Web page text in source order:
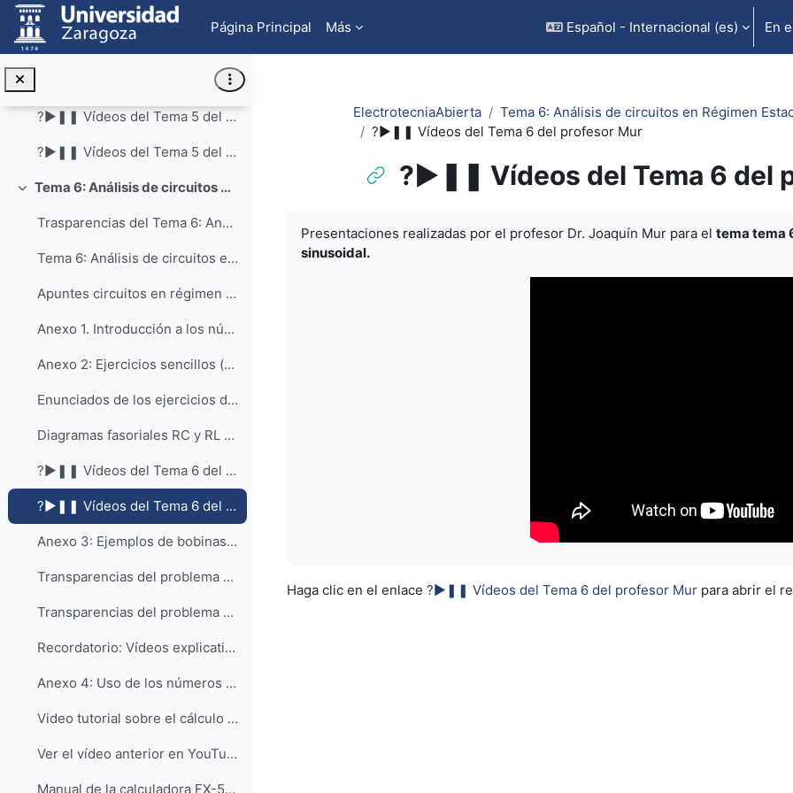
Salta al contenido principal
Página Principal
Más Español - Internacional ‎(es)‎ En
Tema 5.- Teoremas fundamentales del análisis de ci...
?►❚❚ Vídeos del Tema 5 del profesor Dr. Miguel Ángel García García
?►❚❚ Vídeos del Tema 5 del profesor Mur
Colapsar Tema 6: Análisis de circuitos en Régimen Estacionario Sinusoidal (RES)
Trasparencias del Tema 6: Análisis de circuitos en Régimen Estacionario Sinusoidal (RES)
Tema 6: Análisis de circuitos en régimen estaciona...
Apuntes circuitos en régimen estacionario sinusoidal _2020/21
Anexo 1. Introducción a los números complejos (curso 2021/22)
Anexo 2: Ejercicios sencillos (♦) para ir practicando con circuitos RES y números complejos
Enunciados de los ejercicios del anexo 2.
Diagramas fasoriales RC y RL hecho en algunas secciones (mnemotécnico: HELICE o CIVIL)
?►❚❚ Vídeos del Tema 6 del profesor Dr. Miguel Ángel García García
?►❚❚ Vídeos del Tema 6 del profesor Mur
Anexo 3: Ejemplos de bobinas acopladas (problema 6.10/16 incluido) y transformador
Transparencias del problema 6.11/17 proyectadas en algunas secciones
Transparencias del problema 6.12/18 proyectadas en algunas secciones
Recordatorio: Vídeos explicativos del método de mallas con bobinas acopladas y transformadores (tema 4)
Anexo 4: Uso de los números complejos en calculadoras CASIO FX
Video tutorial sobre el cálculo con ⚡números complejos⚡
Ver el vídeo anterior en YouTube
Manual de la calculadora FX-570SPX y FX-991SPX CLASSWIZ (modelo actual de colores blanco/negro)
ElectrotecniaAbierta
Tema 6: Análisis de circuitos en Régimen
?►❚❚ Vídeos del Tema 6 del profesor Mur
?►❚❚ Vídeos del Tema 6 del
Presentaciones realizadas por el profesor Dr. Joaquín Mur para el tema tema
sinusoidal.
Haga clic en el enlace ?►❚❚ Vídeos del Tema 6 del profesor Mur para abrir el